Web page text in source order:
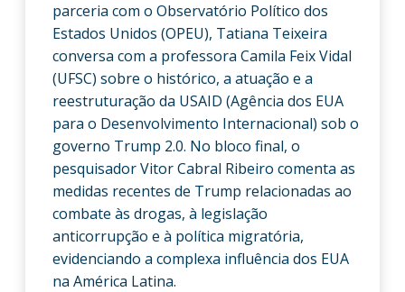
parceria com o Observatório Político dos
Estados Unidos (OPEU), Tatiana Teixeira
conversa com a professora Camila Feix Vidal
(UFSC) sobre o histórico, a atuação e a
reestruturação da USAID (Agência dos EUA
para o Desenvolvimento Internacional) sob o
governo Trump 2.0. No bloco final, o
pesquisador Vitor Cabral Ribeiro comenta as
medidas recentes de Trump relacionadas ao
combate às drogas, à legislação
anticorrupção e à política migratória,
evidenciando a complexa influência dos EUA
na América Latina.